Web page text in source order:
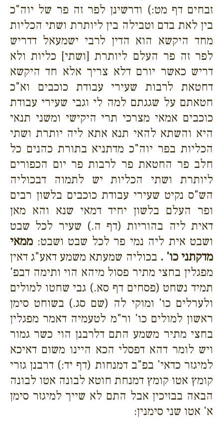
זבחים דף מט:) ודרשינן לפר זה פר של יוה"כ
בין לאת בדם וטבילה בין ליותרת ושתי הכליות
מחד היקשא הוא הדין לרבי ישמעאל דדריש
לפר זה פר העלם ליותרת [ושתי] כליות ולא
דריש כאשר יורם דלא צריך אלא חד היקשא
דחטאת לרבות שעירי עבודת כוכבים וא"כ
חטאתם על שגגתם למה לי וגבי שעירי עבודת
כוכבים אמאי מצרכי תרי היקישי ומשני תנאי
היא והשתא להאי תנא אתא ליה יותרת ושתי
הכליות בפר יוה"כ מדתניא בתורת כהנים כל
חלב פר החטאת פר לרבות פר יום הכפורים
ליותרת ושתי הכליות יש לתמוה דבכוליה
הש"ס נקיט שעירי עבודת כוכבים בלשון רבים
ופר העלם בלשון יחיד דמאי שנא והא מאן
דאית ליה בהוריות (דף ה.) שעיר לכל שבט
ושבט אית ליה נמי פר לכל שבט ושבט: ממאי
מדקתני כו' . בכוליה שמעתא משמע דאע"ג דאין
מפגלין בחצי מתיר פסול מיהא הוי ותימה דבפ'
תמיד נשחט (פסחים דף סא.) גבי שחטו למולים
ולערלים כו' ומוקי לה (שם סג.) בשוחט סימן
ראשון למולים כו' ור"מ לטעמיה דאמר מפגלין
בחצי מתיר משמע התם דלרבנן הוי כשר גמור
ויש לומר דהא דפסלי הכא היינו משום דאיכא
למיגזר כדאי' בפ"ב דמנחות (דף יד:) דרבנן גזרי
קומץ אטו קומץ דמנחת חוטא לבונה אטו לבונה
הבאה בבזיכין אבל התם לא שייך למיגזר סימן
א' אטו שני סימנין: